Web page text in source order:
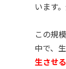
います
この規
中で、
生させ